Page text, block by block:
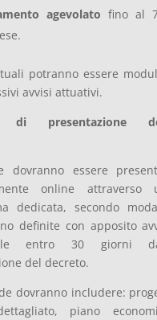
agevolato fino al
potranno essere
avvisi attuativi.
di presentazione
dovranno essere
online attraverso
dedicata, secondo
definite con apposito
entro 30 giorni
del decreto.
dovranno includere:
piano